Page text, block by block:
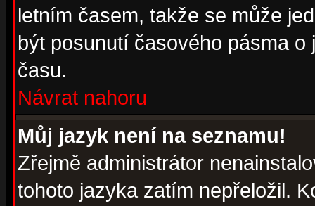
letním časem, takže se může
být posunutí časového pásma
času.
Návrat nahoru
Můj jazyk není na seznamu!
Zřejmě administrátor
tohoto jazyka zatím nepřeložil.